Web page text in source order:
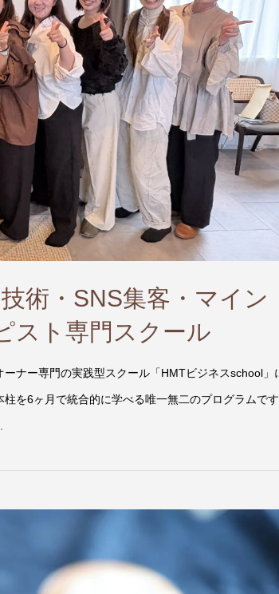
術・SNS集客・マイン
スト専門スクール
ナー専門の実践型スクール「HMTビジネスschool」
を6ヶ月で統合的に学べる唯一無二のプログラムで